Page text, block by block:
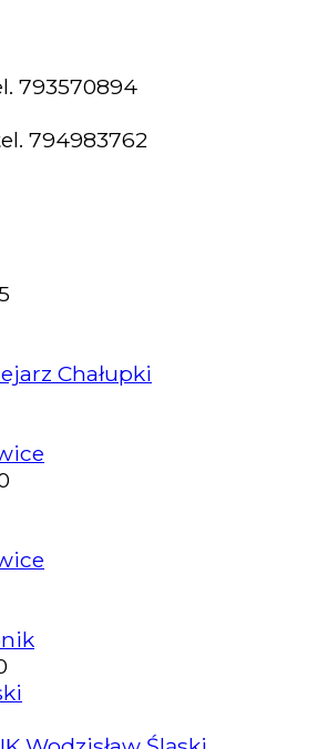
793570894
794983762
Chałupki